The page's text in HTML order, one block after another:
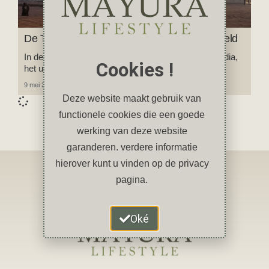
De Taj Mahal: het mooiste bouwwerk ter wereld
In deze blog neem ik je mee naar de Taj Mahal in India,
het ultieme symbool van eeuwige liefde.
9 mei 2025
Cookies !
Deze website maakt gebruik van
functionele cookies die een goede
werking van deze website
garanderen. verdere informatie
hierover kunt u vinden op de privacy
pagina.
Oké